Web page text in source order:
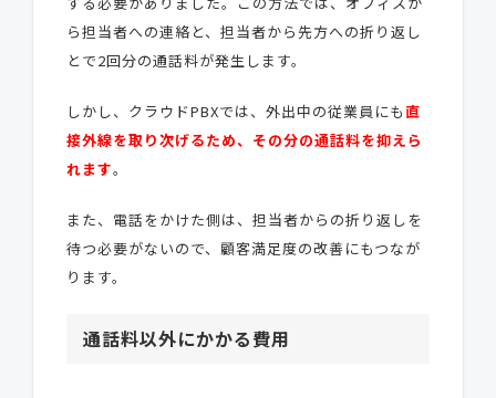
ら担当者への連絡と、担当者から先方への折り返し
とで2回分の通話料が発生します。
しかし、クラウドPBXでは、外出中の従業員にも 直
接外線を取り次げるため、その分の通話料を抑えら
れます。
また、電話をかけた側は、担当者からの折り返しを
待つ必要がないので、顧客満足度の改善にもつなが
ります。
通話料以外にかかる費用